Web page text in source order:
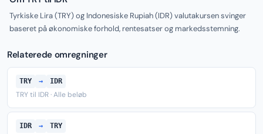
Tyrkiske Lira (TRY) og Indonesiske Rupiah (IDR) valutakursen svinger
baseret på økonomiske forhold, rentesatser og markedsstemning.
Relaterede omregninger
TRY → IDR
TRY til IDR · Alle beløb
IDR → TRY